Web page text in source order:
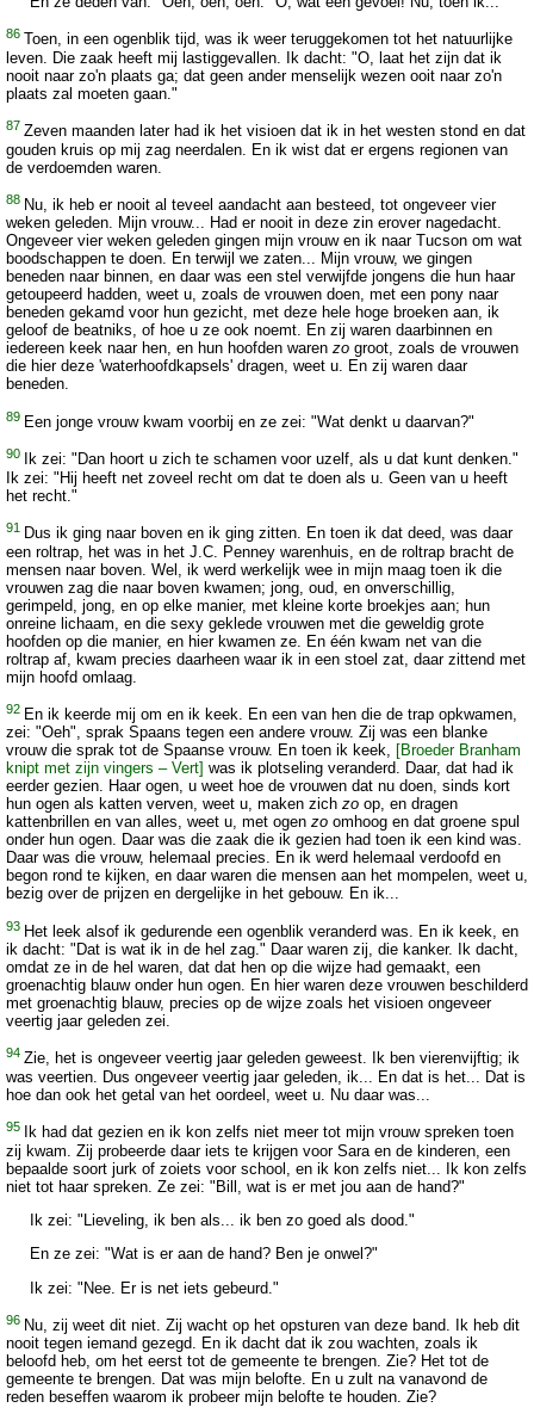
86
Toen, in een ogenblik tijd, was ik weer teruggekomen tot het natuurlijke
leven. Die zaak heeft mij lastiggevallen. Ik dacht: "O, laat het zijn dat ik
nooit naar zo'n plaats ga; dat geen ander menselijk wezen ooit naar zo'n
plaats zal moeten gaan."
87 Zeven maanden later had ik het visioen dat ik in het westen stond en dat
gouden kruis op mij zag neerdalen. En ik wist dat er ergens regionen van
de verdoemden waren.
88 Nu, ik heb er nooit al teveel aandacht aan besteed, tot ongeveer vier
weken geleden. Mijn vrouw... Had er nooit in deze zin erover nagedacht.
Ongeveer vier weken geleden gingen mijn vrouw en ik naar Tucson om wat
boodschappen te doen. En terwijl we zaten... Mijn vrouw, we gingen
beneden naar binnen, en daar was een stel verwijfde jongens die hun haar
getoupeerd hadden, weet u, zoals de vrouwen doen, met een pony naar
beneden gekamd voor hun gezicht, met deze hele hoge broeken aan, ik
geloof de beatniks, of hoe u ze ook noemt. En zij waren daarbinnen en
iedereen keek naar hen, en hun hoofden waren zo groot, zoals de vrouwen
die hier deze 'waterhoofdkapsels' dragen, weet u. En zij waren daar
beneden.
89 Een jonge vrouw kwam voorbij en ze zei: "Wat denkt u daarvan?"
90
Ik zei: "Dan hoort u zich te schamen voor uzelf, als u dat kunt denken."
Ik zei: "Hij heeft net zoveel recht om dat te doen als u. Geen van u heeft
het recht."
91 Dus ik ging naar boven en ik ging zitten. En toen ik dat deed, was daar
een roltrap, het was in het J.C. Penney warenhuis, en de roltrap bracht de
mensen naar boven. Wel, ik werd werkelijk wee in mijn maag toen ik die
vrouwen zag die naar boven kwamen; jong, oud, en onverschillig,
gerimpeld, jong, en op elke manier, met kleine korte broekjes aan; hun
onreine lichaam, en die sexy geklede vrouwen met die geweldig grote
hoofden op die manier, en hier kwamen ze. En één kwam net van die
roltrap af, kwam precies daarheen waar ik in een stoel zat, daar zittend met
mijn hoofd omlaag.
92 En ik keerde mij om en ik keek. En een van hen die de trap opkwamen,
zei: "Oeh", sprak Spaans tegen een andere vrouw. Zij was een blanke
vrouw die sprak tot de Spaanse vrouw. En toen ik keek, [Broeder Branham
knipt met zijn vingers – Vert] was ik plotseling veranderd. Daar, dat had ik
eerder gezien. Haar ogen, u weet hoe de vrouwen dat nu doen, sinds kort
hun ogen als katten verven, weet u, maken zich zo op, en dragen
kattenbrillen en van alles, weet u, met ogen zo omhoog en dat groene spul
onder hun ogen. Daar was die zaak die ik gezien had toen ik een kind was.
Daar was die vrouw, helemaal precies. En ik werd helemaal verdoofd en
begon rond te kijken, en daar waren die mensen aan het mompelen, weet u,
bezig over de prijzen en dergelijke in het gebouw. En ik...
93 Het leek alsof ik gedurende een ogenblik veranderd was. En ik keek, en
ik dacht: "Dat is wat ik in de hel zag." Daar waren zij, die kanker. Ik dacht,
omdat ze in de hel waren, dat dat hen op die wijze had gemaakt, een
groenachtig blauw onder hun ogen. En hier waren deze vrouwen beschilderd
met groenachtig blauw, precies op de wijze zoals het visioen ongeveer
veertig jaar geleden zei.
94 Zie, het is ongeveer veertig jaar geleden geweest. Ik ben vierenvijftig; ik
was veertien. Dus ongeveer veertig jaar geleden, ik... En dat is het... Dat is
hoe dan ook het getal van het oordeel, weet u. Nu daar was...
95
Ik had dat gezien en ik kon zelfs niet meer tot mijn vrouw spreken toen
zij kwam. Zij probeerde daar iets te krijgen voor Sara en de kinderen, een
bepaalde soort jurk of zoiets voor school, en ik kon zelfs niet... Ik kon zelfs
niet tot haar spreken. Ze zei: "Bill, wat is er met jou aan de hand?"
Ik zei: "Lieveling, ik ben als... ik ben zo goed als dood."
En ze zei: "Wat is er aan de hand? Ben je onwel?"
Ik zei: "Nee. Er is net iets gebeurd."
96 Nu, zij weet dit niet. Zij wacht op het opsturen van deze band. Ik heb dit
nooit tegen iemand gezegd. En ik dacht dat ik zou wachten, zoals ik
beloofd heb, om het eerst tot de gemeente te brengen. Zie? Het tot de
gemeente te brengen. Dat was mijn belofte. En u zult na vanavond de
reden beseffen waarom ik probeer mijn belofte te houden. Zie?